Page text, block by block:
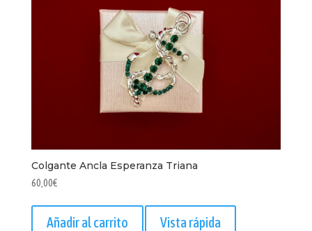
Colgante Ancla Esperanza Triana
60,00€
Añadir al carrito Vista rápida